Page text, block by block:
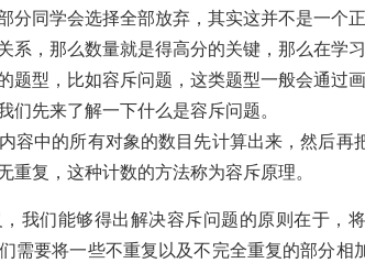
分同学会选择全部放弃，其实这并不是一个
系，那么数量就是得高分的关键，那么在学
题型，比如容斥问题，这类题型一般会通过
先来了解一下什么是容斥问题。
中的所有对象的数目先计算出来，然后再
复，这种计数的方法称为容斥原理。
们能够得出解决容斥问题的原则在于，
需要将一些不重复以及不完全重复的部分相